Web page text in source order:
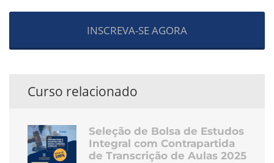
INSCREVA-SE AGORA
Curso relacionado
Seleção de Bolsa de Estudos
Integral com Contrapartida
de Transcrição de Aulas 2025